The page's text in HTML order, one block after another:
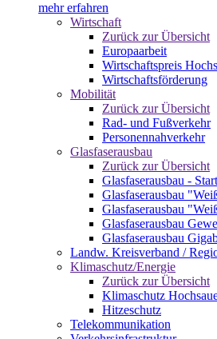
mehr erfahren
Wirtschaft
Zurück zur Übersicht
Europaarbeit
Wirtschaftspreis
Wirtschaftsförderung
Mobilität
Zurück zur Übersicht
Rad- und Fußverkehr
Personennahverkehr
Glasfaserausbau
Zurück zur Übersicht
Glasfaserausbau -
Glasfaserausbau
Glasfaserausbau
Glasfaserausbau
Glasfaserausbau
Landw. Kreisverband /
Klimaschutz/Energie
Zurück zur Übersicht
Klimaschutz
Hitzeschutz
Telekommunikation